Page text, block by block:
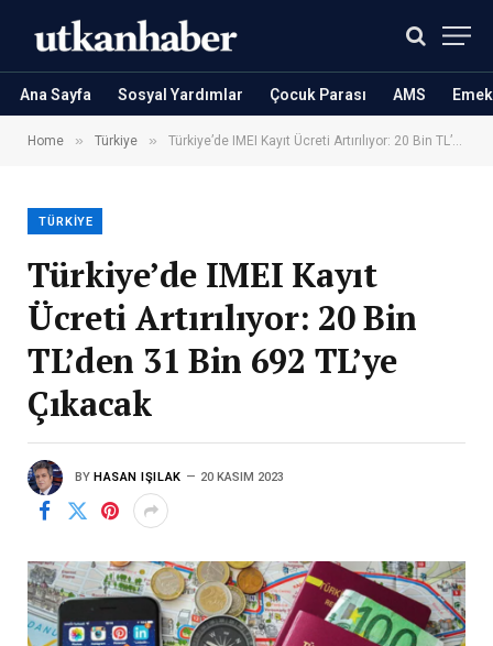
Ana Sayfa Sosyal Yardımlar Çocuk Parası AMS
Home » Türkiye » Türkiye’de IMEI Kayıt Ücreti Artırılıyor: 20 Bin TL’den 31 Bin 692 TL’ye Çıkacak
TÜRKIYE
Türkiye’de IMEI Kayıt
Ücreti Artırılıyor: 20 Bin
TL’den 31 Bin 692 TL’ye
Çıkacak
BY HASAN IŞILAK 20 KASIM 2023